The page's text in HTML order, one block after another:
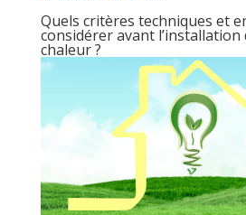
Quels critères techniques et
considérer avant l’installation
chaleur ?